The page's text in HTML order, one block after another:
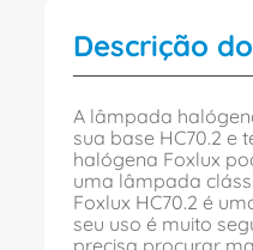
Descrição
A lâmpada
sua base HC70.2 e
halógena Foxlux
uma lâmpada
Foxlux HC70.2 é
seu uso é muito
precisa procurar